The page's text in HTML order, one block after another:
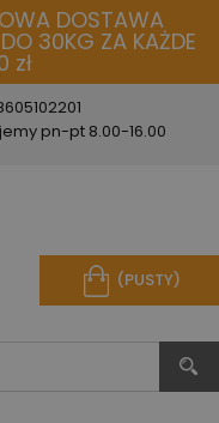
DOSTAWA
30KG ZA KAŻDE
zł
pn-pt 8.00-16.00
(PUSTY)